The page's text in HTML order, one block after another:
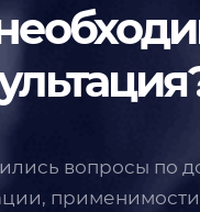
вопросы по
применимости